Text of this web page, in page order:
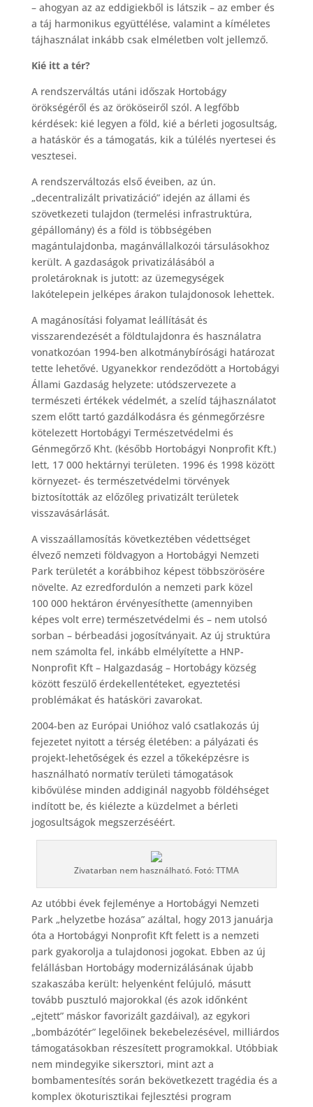
– ahogyan az az eddigiekből is látszik – az ember és
a táj harmonikus együttélése, valamint a kíméletes
tájhasználat inkább csak elméletben volt jellemző.
Kié itt a tér?
A rendszerváltás utáni időszak Hortobágy
örökségéről és az örököseiről szól. A legfőbb
kérdések: kié legyen a föld, kié a bérleti jogosultság,
a hatáskör és a támogatás, kik a túlélés nyertesei és
vesztesei.
A rendszerváltozás első éveiben, az ún.
„decentralizált privatizáció” idején az állami és
szövetkezeti tulajdon (termelési infrastruktúra,
gépállomány) és a föld is többségében
magántulajdonba, magánvállalkozói társulásokhoz
került. A gazdaságok privatizálásából a
proletároknak is jutott: az üzemegységek
lakótelepein jelképes árakon tulajdonosok lehettek.
A magánosítási folyamat leállítását és
visszarendezését a földtulajdonra és használatra
vonatkozóan 1994-ben alkotmánybírósági határozat
tette lehetővé. Ugyanekkor rendeződött a Hortobágyi
Állami Gazdaság helyzete: utódszervezete a
természeti értékek védelmét, a szelíd tájhasználatot
szem előtt tartó gazdálkodásra és génmegőrzésre
kötelezett Hortobágyi Természetvédelmi és
Génmegőrző Kht. (később Hortobágyi Nonprofit Kft.)
lett, 17 000 hektárnyi területen. 1996 és 1998 között
környezet- és természetvédelmi törvények
biztosították az előzőleg privatizált területek
visszavásárlását.
A visszaállamosítás következtében védettséget
élvező nemzeti földvagyon a Hortobágyi Nemzeti
Park területét a korábbihoz képest többszörösére
növelte. Az ezredfordulón a nemzeti park közel
100 000 hektáron érvényesíthette (amennyiben
képes volt erre) természetvédelmi és – nem utolsó
sorban – bérbeadási jogosítványait. Az új struktúra
nem számolta fel, inkább elmélyítette a HNP-
Nonprofit Kft – Halgazdaság – Hortobágy község
között feszülő érdekellentéteket, egyeztetési
problémákat és hatásköri zavarokat.
2004-ben az Európai Unióhoz való csatlakozás új
fejezetet nyitott a térség életében: a pályázati és
projekt-lehetőségek és ezzel a tőkeképzésre is
használható normatív területi támogatások
kibővülése minden addiginál nagyobb földéhséget
indított be, és kiélezte a küzdelmet a bérleti
jogosultságok megszerzéséért.
Zivatarban nem használható. Fotó: TTMA
Az utóbbi évek fejleménye a Hortobágyi Nemzeti
Park „helyzetbe hozása” azáltal, hogy 2013 januárja
óta a Hortobágyi Nonprofit Kft felett is a nemzeti
park gyakorolja a tulajdonosi jogokat. Ebben az új
felállásban Hortobágy modernizálásának újabb
szakaszába került: helyenként felújuló, másutt
tovább pusztuló majorokkal (és azok időnként
„ejtett” máskor favorizált gazdáival), az egykori
„bombázótér” legelőinek bekebelezésével, milliárdos
támogatásokban részesített programokkal. Utóbbiak
nem mindegyike sikersztori, mint azt a
bombamentesítés során bekövetkezett tragédia és a
komplex ökoturisztikai fejlesztési program